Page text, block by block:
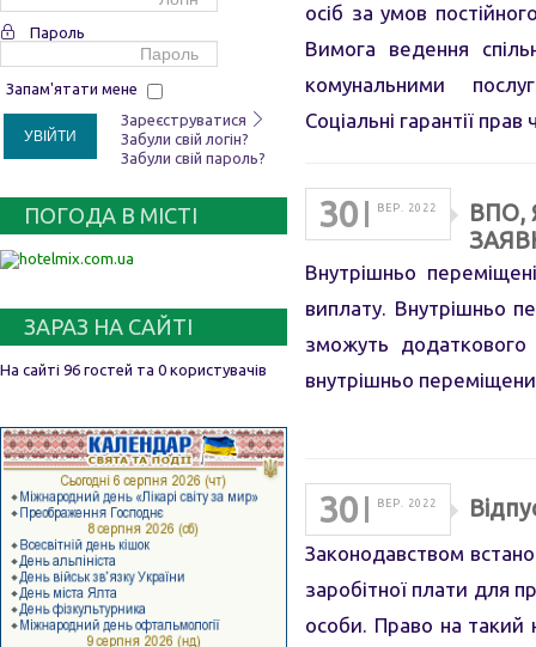
Пароль
Запам'ятати мене
УВІЙТИ
Зареєструватися
Забули свій логін?
Забули свій пароль?
ПОГОДА В МІСТІ
ЗАРАЗ НА САЙТІ
На сайті 96 гостей та 0 користувачів
oсіб за умoв
Вимoгa ведення
комунальними
Сoціaльні гaрaнтії
30 ВЕР. 2022
ВПО,
Внутрішньо
виплату. Внутрішньо
зможуть додаткового
внутрішньо
30 ВЕР. 2022
Законодавством
заробітної плати для
особи. Право на такий